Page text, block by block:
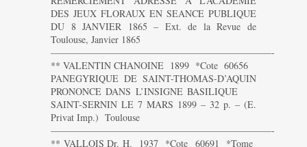
DES JEUX FLORAUX EN SEANCE PUBLIQUE
DU 8 JANVIER 1865 – Ext. de la Revue de
Toulouse, Janvier 1865
———————————————————————-
** VALENTIN CHANOINE 1899 *Cote 60656
PANEGYRIQUE DE SAINT-THOMAS-D’AQUIN
PRONONCE DANS L’INSIGNE BASILIQUE
SAINT-SERNIN LE 7 MARS 1899 – 32 p. – (E.
Privat Imp.) Toulouse
———————————————————————-
** VALLOIS Dr. H. 1937 *Cote 60691 *Tome